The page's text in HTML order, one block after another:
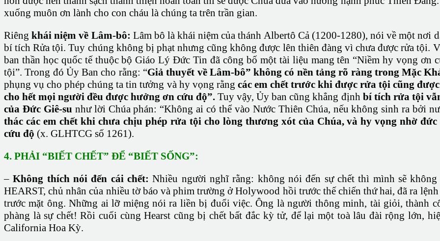
xuống muôn ơn lành cho con cháu là chúng ta trên trần gian.
Riêngkhái niệm về Lâm-bô: Lâm bô là khái niệm của thánh Albertô Cả (1200-1280), nói về một nơi
bí tích Rửa tội. Tuy chúng không bị phạt nhưng cũng không được lên thiên đàng vì chưa được rửa tội.
ban thần học quốc tế thuộc bộ Giáo Lý Đức Tin đã công bố một tài liệu mang tên “Niềm hy vọng ơn
tội”. Trong đó Ủy Ban cho rằng: “Giả thuyết về Lâm-bô” không có nền tảng rõ ràng trong Mặc
phụng vụ cho phép chúng ta tin tưởng và hy vọng rằng các em chết trước khi được rửa tội cũng
cho hết mọi người đều được hưởng ơn cứu độ”. Tuy vậy, Ủy ban cũng khẳng định bí tích rửa tội
của Đức Giê-su như lời Chúa phán: “Không ai có thể vào Nước Thiên Chúa, nếu không sinh ra bởi
thác các em chết khi chưa chịu phép rửa tội cho lòng thương xót của Chúa, và hy vọng nhờ
cứu độ (x. GLHTCG số 1261).
4. PHẢI “BIẾT CHẾT” ĐỂ “BIẾT SỐNG”:
–Không thích nói đến cái chết: Nhiều người nghĩ rằng: không nói đến sự chết thì mình sẽ
HEARST, chủ nhân của nhiều tờ báo và phim trường ở Holywood hồi trước thế chiến thứ hai, đã ra
trước mặt ông. Những ai lỡ miệng nói ra liền bị đuổi việc. Ông là người thông minh, tài giỏi, thành
phàng là sự chết! Rồi cuối cùng Hearst cũng bị chết bất đắc kỳ tử, để lại một toà lâu đài rộng lớn,
California Hoa Kỳ.